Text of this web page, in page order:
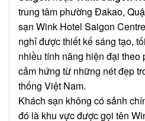
trung tâm phường Đakao,
sạn Wink Hotel Saigon
nghỉ được thiết kế sáng tạo,
nhiều tính năng hiện đại theo
cảm hứng từ những nét đẹp
thống Việt Nam.
Khách sạn không có sảnh
đó là khu vực được gọi tên